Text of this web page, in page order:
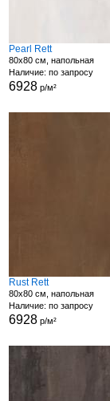
Pearl Rett
80x80 см, напольная
Наличие: по запросу
6928р/м²
Rust Rett
80x80 см, напольная
Наличие: по запросу
6928 р/м²